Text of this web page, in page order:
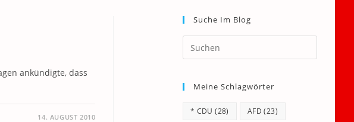
ankündigte, dass
14. AUGUST 2010
Suche Im Blog
Escape
Meine Schlagwörter
* CDU (28) AFD (23)